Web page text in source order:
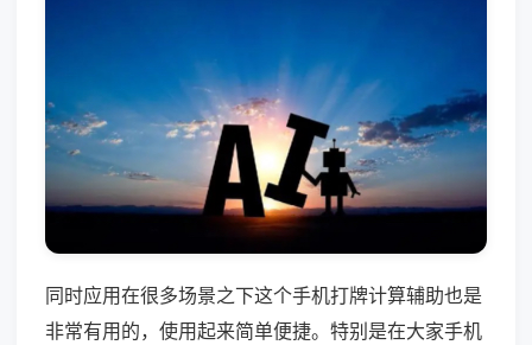
同时应用在很多场景之下这个手机打牌计算辅助也是
非常有用的，使用起来简单便捷。特别是在大家手机